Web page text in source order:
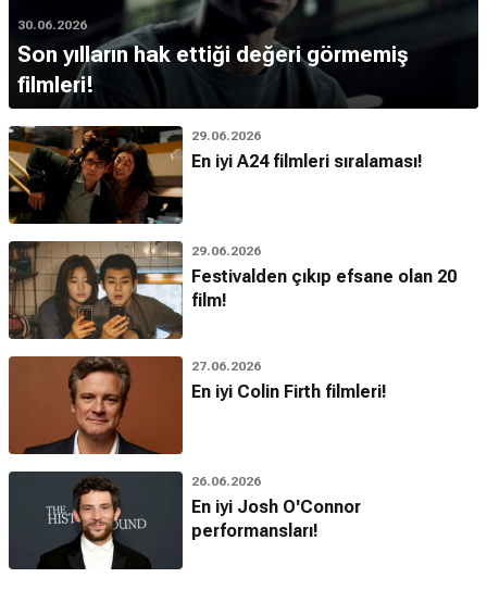
30.06.2026
Son yılların hak ettiği değeri görmemiş
filmleri!
29.06.2026
En iyi A24 filmleri sıralaması!
29.06.2026
Festivalden çıkıp efsane olan 20
film!
27.06.2026
En iyi Colin Firth filmleri!
26.06.2026
En iyi Josh O'Connor
performansları!